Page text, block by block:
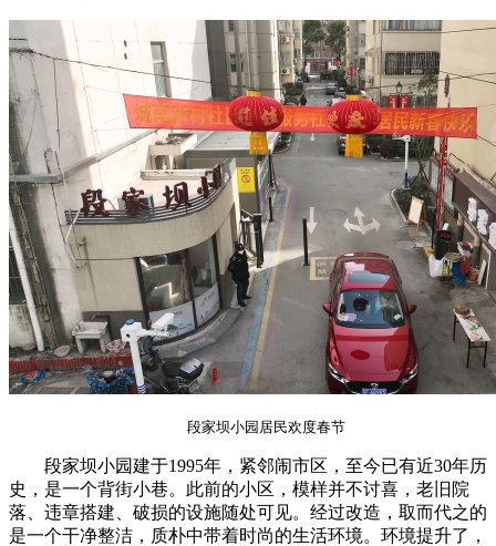
段家坝小园居民欢度春节
段家坝小园建于1995年，紧邻闹市区，至今已有近30年历
史，是一个背街小巷。此前的小区，模样并不讨喜，老旧院
落、违章搭建、破损的设施随处可见。经过改造，取而代之的
是一个干净整洁，质朴中带着时尚的生活环境。环境提升了，